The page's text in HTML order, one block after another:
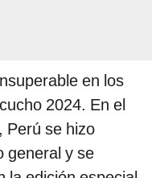
en los
2024. En el
Perú se hizo
general y se